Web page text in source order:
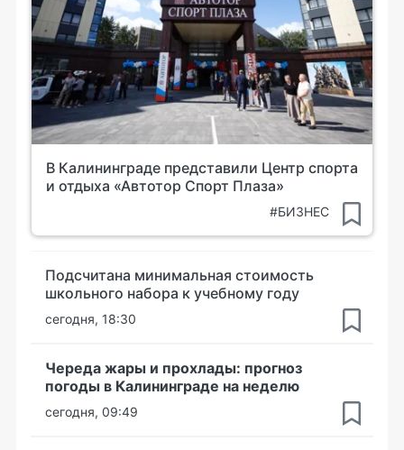
В Калининграде представили Центр спорта
и отдыха «Автотор Спорт Плаза»
#БИЗНЕС
Подсчитана минимальная стоимость
школьного набора к учебному году
сегодня, 18:30
Череда жары и прохлады: прогноз
погоды в Калининграде на неделю
сегодня, 09:49